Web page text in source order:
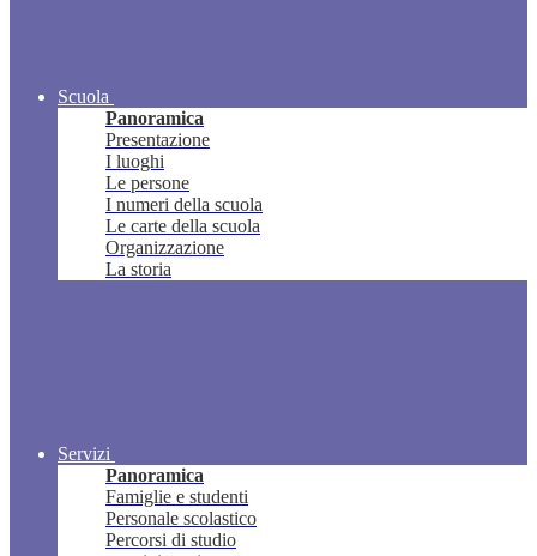
Scuola
Panoramica
Presentazione
I luoghi
Le persone
I numeri della scuola
Le carte della scuola
Organizzazione
La storia
Servizi
Panoramica
Famiglie e studenti
Personale scolastico
Percorsi di studio